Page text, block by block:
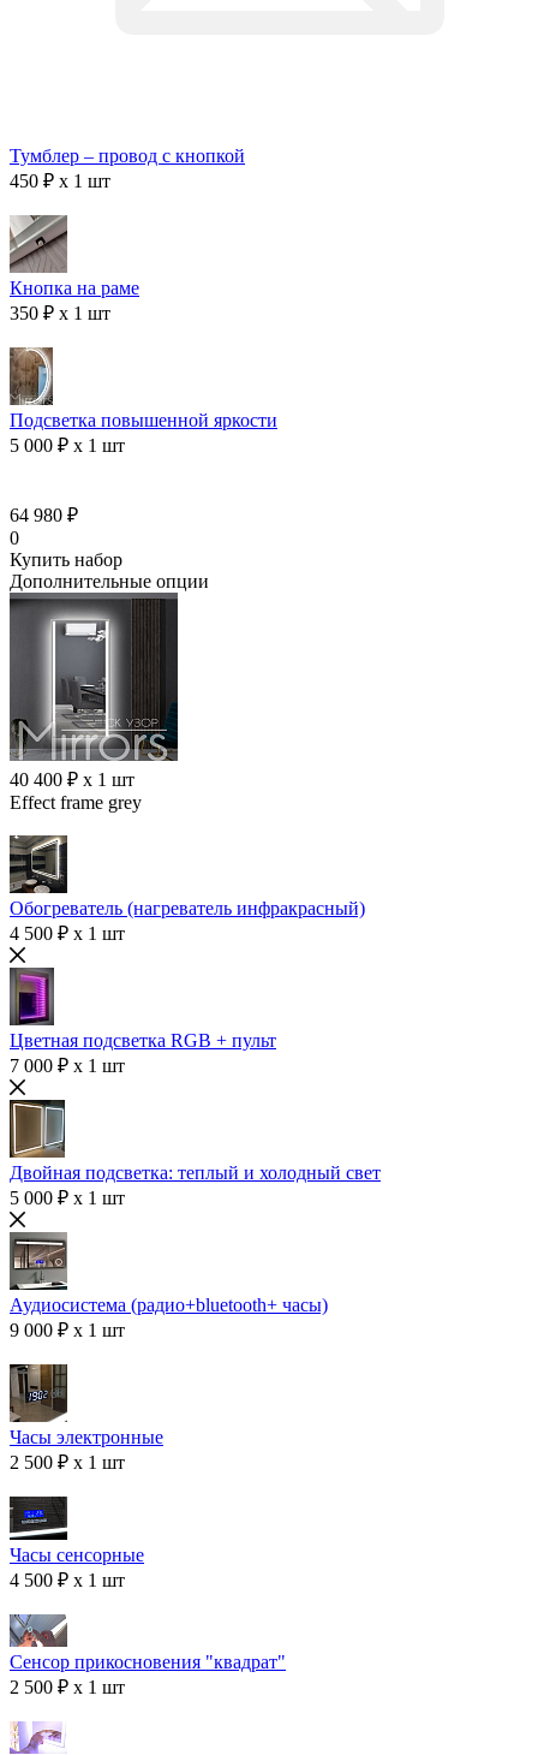
Тумблер – провод с кнопкой
450 ₽ x 1 шт
Кнопка на раме
350 ₽ x 1 шт
Подсветка повышенной яркости
5 000 ₽ x 1 шт
64 980 ₽
0
Купить набор
Дополнительные опции
40 400 ₽ x 1 шт
Effect frame grey
Обогреватель (нагреватель инфракрасный)
4 500 ₽ x 1 шт
Цветная подсветка RGB + пульт
7 000 ₽ x 1 шт
Двойная подсветка: теплый и холодный свет
5 000 ₽ x 1 шт
Аудиосистема (радио+bluetooth+ часы)
9 000 ₽ x 1 шт
Часы электронные
2 500 ₽ x 1 шт
Часы сенсорные
4 500 ₽ x 1 шт
Сенсор прикосновения "квадрат"
2 500 ₽ x 1 шт